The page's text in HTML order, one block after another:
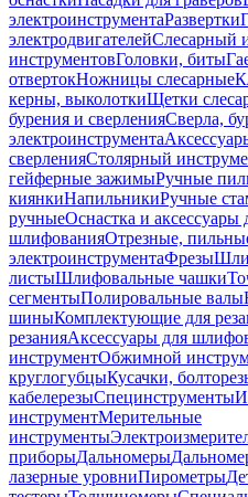
электроинструментаРазвертки
электродвигателейСлесарный
инструментовГоловки, биты
отвертокНожницы слесарные
керны, выколоткиЩетки
бурения и сверленияСверла,
электроинструмента
сверленияСтолярный
гейферные зажимыРучные
киянкиНапильникиРучные
ручныеОснастка и аксессуары
шлифованияОтрезные,
электроинструментаФрезы
листыШлифовальные чашки
сегментыПолировальные валы
шиныКомплектующие для
резанияАксессуары для
инструментОбжимной
круглогубцыКусачки,
кабелерезыСпецинструменты
инструментМерительные
инструменты
приборыДальномеры
лазерные уровниПирометры